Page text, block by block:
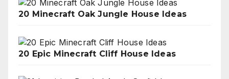
20 Minecraft Oak Jungle House Ideas
20 Epic Minecraft Cliff House Ideas